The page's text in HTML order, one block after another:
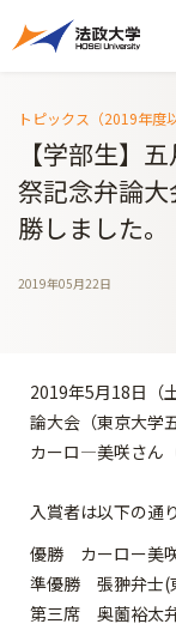
トピックス（2019年度
【学部生】
祭記念弁論
勝しました。
2019年05月22日
2019年5月18日（
論大会（東京大学
カーロ―美咲さん
入賞者は以下の通
優勝 カーロー美咲
準優勝 張翀弁士(
第三席 奥薗裕太弁